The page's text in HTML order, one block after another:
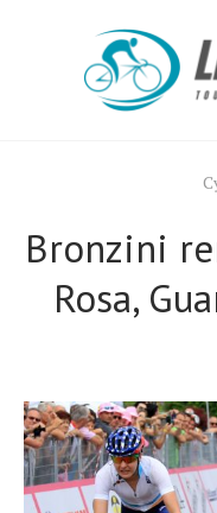
Bronzini
Rosa,